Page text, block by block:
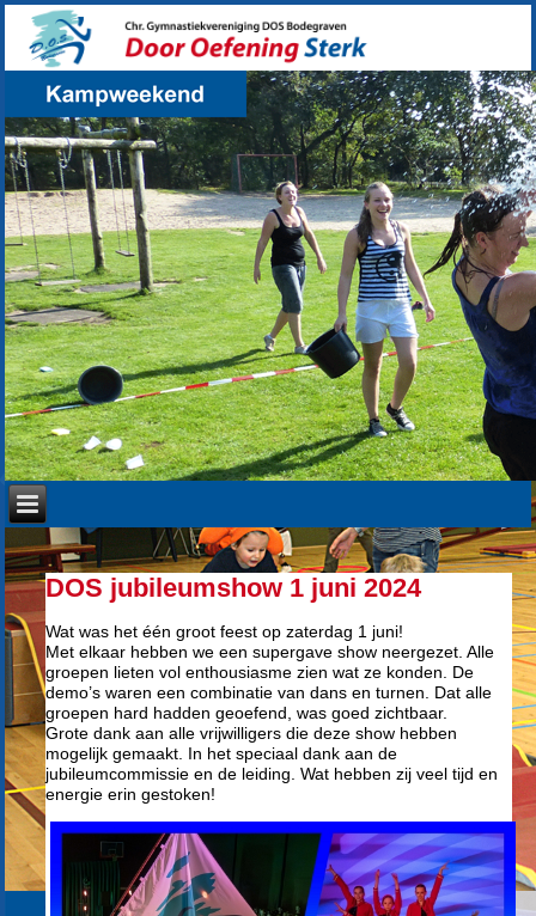
DOS jubileumshow 1 juni 2024
Wat was het één groot feest op zaterdag 1 juni!
Met elkaar hebben we een supergave show neergezet. Alle
groepen lieten vol enthousiasme zien wat ze konden. De
demo’s waren een combinatie van dans en turnen. Dat alle
groepen hard hadden geoefend, was goed zichtbaar.
Grote dank aan alle vrijwilligers die deze show hebben
mogelijk gemaakt. In het speciaal dank aan de
jubileumcommissie en de leiding. Wat hebben zij veel tijd en
energie erin gestoken!